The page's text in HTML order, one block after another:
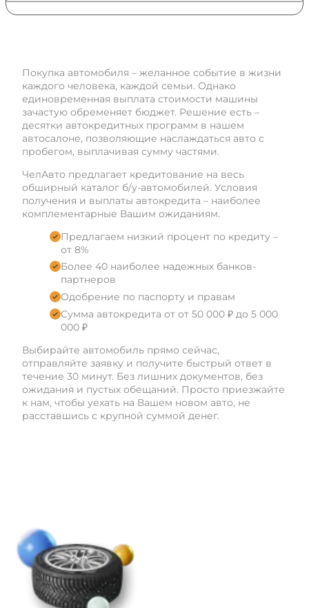
Покупка автомобиля – желанное событие в жизни
каждого человека, каждой семьи. Однако
единовременная выплата стоимости машины
зачастую обременяет бюджет. Решение есть –
десятки автокредитных программ в нашем
автосалоне, позволяющие наслаждаться авто с
пробегом, выплачивая сумму частями.
ЧелАвто предлагает кредитование на весь
обширный каталог б/у-автомобилей. Условия
получения и выплаты автокредита – наиболее
комплементарные Вашим ожиданиям.
Предлагаем низкий процент по кредиту –
от 8%
Более 40 наиболее надежных банков-
партнеров
Одобрение по паспорту и правам
Сумма автокредита от от 50 000 ₽ до 5 000
000 ₽
Выбирайте автомобиль прямо сейчас,
отправляйте заявку и получите быстрый ответ в
течение 30 минут. Без лишних документов, без
ожидания и пустых обещаний. Просто приезжайте
к нам, чтобы уехать на Вашем новом авто, не
расставшись с крупной суммой денег.